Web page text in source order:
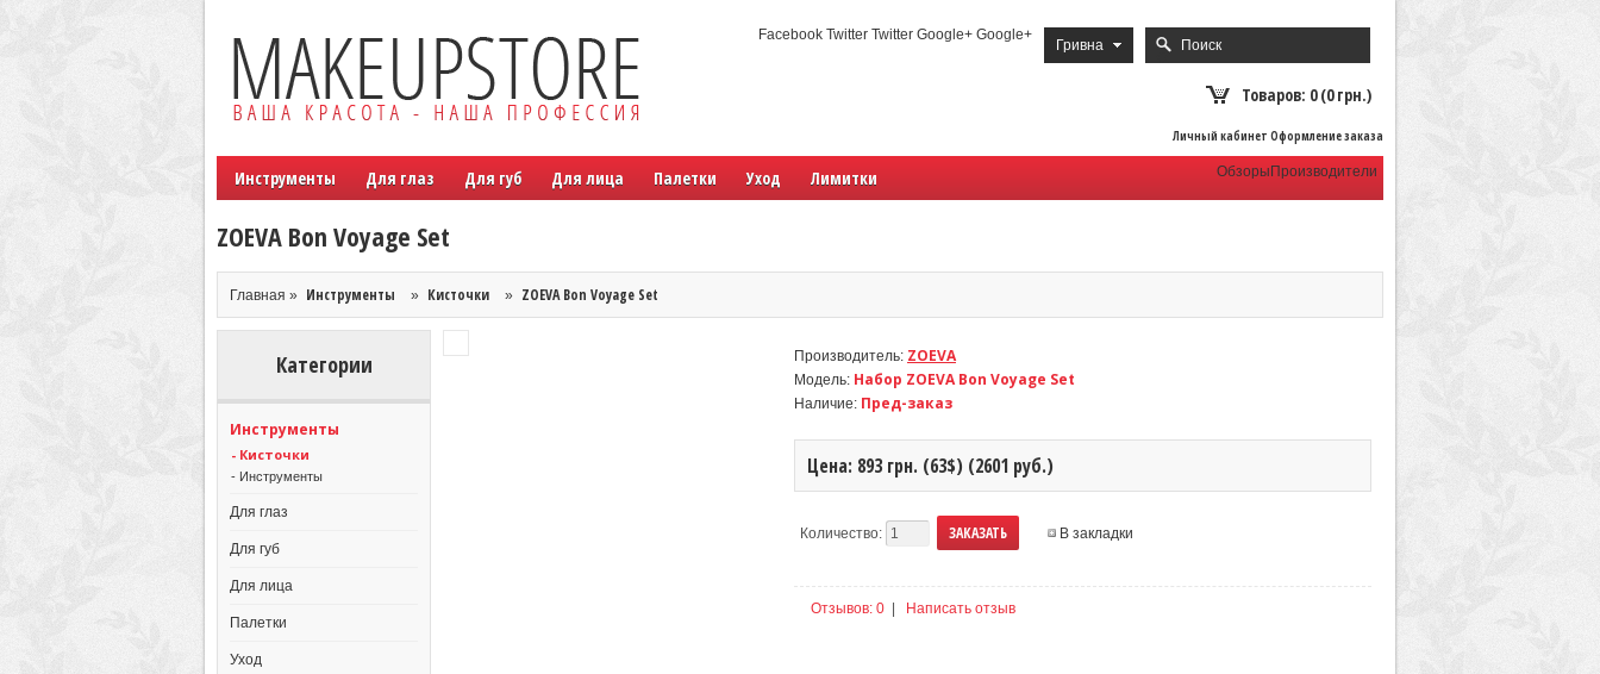
Гривна
Facebook Twitter Twitter Google+ Google+
Товаров: 0 (0 грн.)
Личный кабинет Оформление заказа
Инструменты Для глаз Для губ Для лица Палетки Уход Лимитки Производители
Обзоры
ZOEVA Bon Voyage Set
Главная » Инструменты » Кисточки » ZOEVA Bon Voyage Set
Категории
Инструменты
- Кисточки
- Инструменты
Для глаз
Для губ
Для лица
Палетки
Уход
Производитель: ZOEVA
Модель: Набор ZOEVA Bon Voyage Set
Наличие: Пред-заказ
Цена: 893 грн. (63$) (2601 руб.)
Количество: В закладки
Отзывов: 0 | Написать отзыв